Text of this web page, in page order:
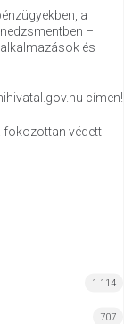
a
–
és
címen!
fokozottan védett
1 114
707